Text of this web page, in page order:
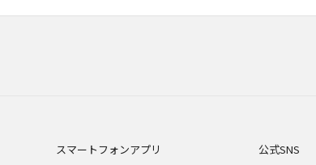
スマートフォンアプリ 公式SNS